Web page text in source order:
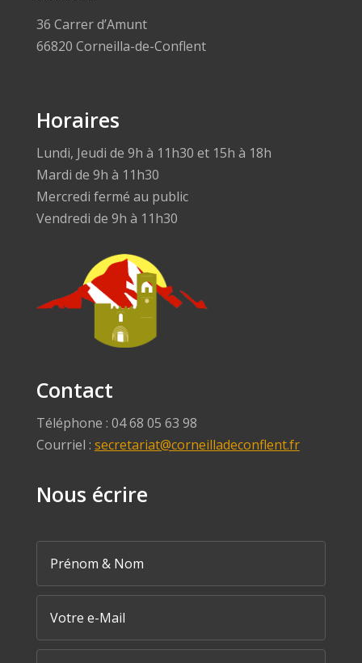
36 Carrer d’Amunt
66820 Corneilla-de-Conflent
Horaires
Lundi, Jeudi de 9h à 11h30 et 15h à 18h
Mardi de 9h à 11h30
Mercredi fermé au public
Vendredi de 9h à 11h30
Contact
Téléphone : 04 68 05 63 98
Courriel : secretariat@corneilladeconflent.fr
Nous écrire